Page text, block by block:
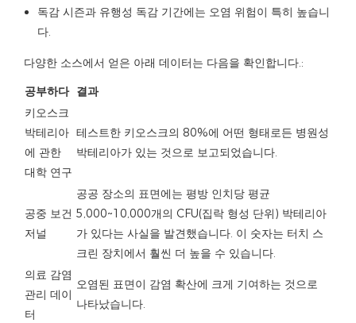
독감 시즌과 유행성 독감 기간에는 오염 위험이 특히 높습니
다.
다양한 소스에서 얻은 아래 데이터는 다음을 확인합니다.:
공부하다 결과
키오스크
박테리아
에 관한
대학 연구
테스트한 키오스크의 80%에 어떤 형태로든 병원성
박테리아가 있는 것으로 보고되었습니다.
공중 보건
저널
공공 장소의 표면에는 평방 인치당 평균
5,000~10,000개의 CFU(집락 형성 단위) 박테리아
가 있다는 사실을 발견했습니다. 이 숫자는 터치 스
크린 장치에서 훨씬 더 높을 수 있습니다.
의료 감염
관리 데이
터
오염된 표면이 감염 확산에 크게 기여하는 것으로
나타났습니다.